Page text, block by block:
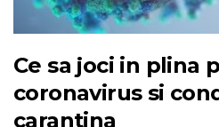
Ce sa joci in plina
coronavirus si
carantina